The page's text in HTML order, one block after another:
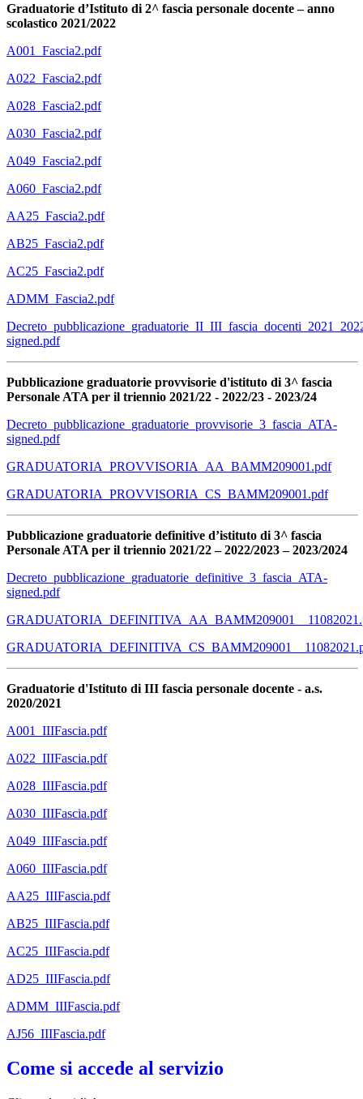
Graduatorie d’Istituto di 2^ fascia personale docente – anno
scolastico 2021/2022
A001_Fascia2.pdf
A022_Fascia2.pdf
A028_Fascia2.pdf
A030_Fascia2.pdf
A049_Fascia2.pdf
A060_Fascia2.pdf
AA25_Fascia2.pdf
AB25_Fascia2.pdf
AC25_Fascia2.pdf
ADMM_Fascia2.pdf
signed.pdf
Pubblicazione graduatorie provvisorie d'istituto di 3^ fascia
Personale ATA per il triennio 2021/22 - 2022/23 - 2023/24
Decreto_pubblicazione_graduatorie_provvisorie_3_fascia_ATA-
signed.pdf
GRADUATORIA_PROVVISORIA_AA_BAMM209001.pdf
GRADUATORIA_PROVVISORIA_CS_BAMM209001.pdf
Pubblicazione graduatorie definitive d’istituto di 3^ fascia
Personale ATA per il triennio 2021/22 – 2022/2023 – 2023/2024
Decreto_pubblicazione_graduatorie_definitive_3_fascia_ATA-
signed.pdf
Graduatorie d'Istituto di III fascia personale docente - a.s.
2020/2021
A001_IIIFascia.pdf
A022_IIIFascia.pdf
A028_IIIFascia.pdf
A030_IIIFascia.pdf
A049_IIIFascia.pdf
A060_IIIFascia.pdf
AA25_IIIFascia.pdf
AB25_IIIFascia.pdf
AC25_IIIFascia.pdf
AD25_IIIFascia.pdf
ADMM_IIIFascia.pdf
AJ56_IIIFascia.pdf
Come si accede al servizio